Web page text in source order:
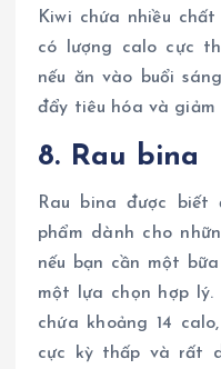
Kiwi chứa nhiều
có lượng calo cực
nếu ăn vào buổi
đẩy tiêu hóa và giảm
8. Rau bina
Rau bina được biết
phẩm dành cho
nếu bạn cần một
một lựa chọn hợp
chứa khoảng 14
cực kỳ thấp và rất